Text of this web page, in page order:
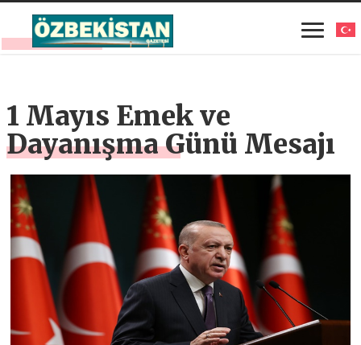
1 Mayıs Emek ve
Dayanışma Günü Mesajı